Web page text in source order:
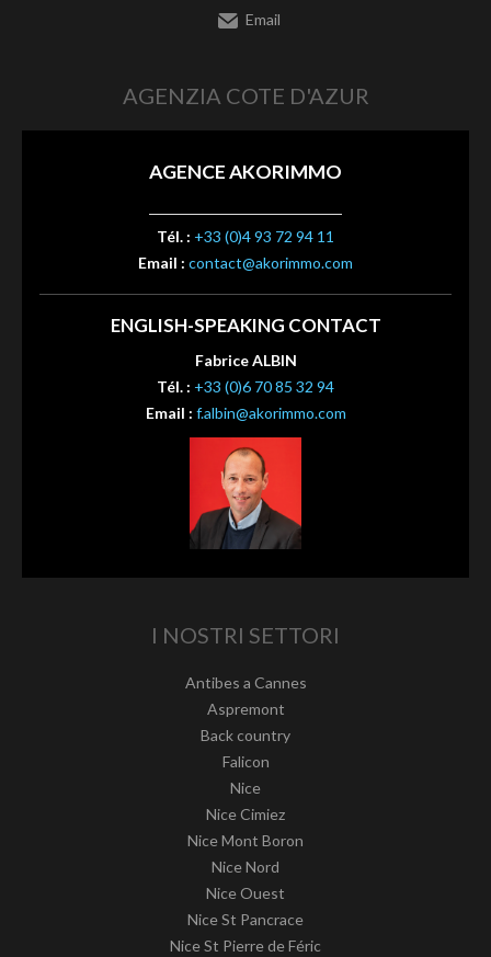
Email
AGENZIA COTE D'AZUR
AGENCE AKORIMMO
Tél. : +33 (0)4 93 72 94 11
Email : contact@akorimmo.com
ENGLISH-SPEAKING CONTACT
Fabrice ALBIN
Tél. : +33 (0)6 70 85 32 94
Email : f.albin@akorimmo.com
I NOSTRI SETTORI
Antibes a Cannes
Aspremont
Back country
Falicon
Nice
Nice Cimiez
Nice Mont Boron
Nice Nord
Nice Ouest
Nice St Pancrace
Nice St Pierre de Féric